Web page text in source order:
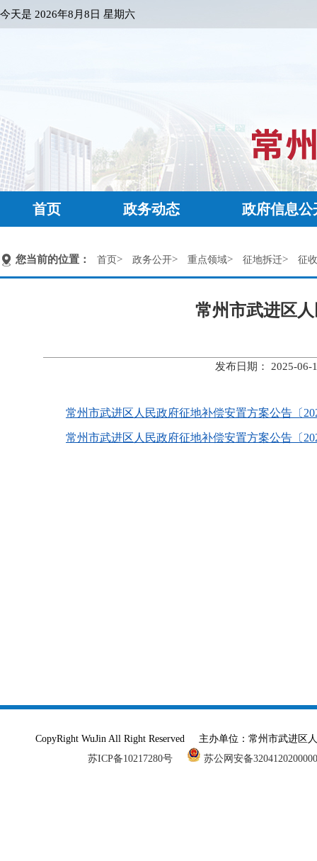
今天是 2026年8月8日 星期六
首页 政务动态 政府信息公
您当前的位置： 首页> 政务公开> 重点领域> 征地拆迁> 征
常州市武进区
发布日期： 2025-
常州市武进区人民政府征地补偿安置方案公告〔
常州市武进区人民政府征地补偿安置方案公告〔
CopyRight WuJin All Right Reserved 主办单位：常州市武进
苏ICP备10217280号
苏公网安备